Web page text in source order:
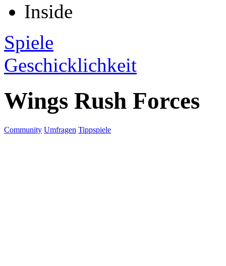
Inside
Spiele
Geschicklichkeit
Wings Rush Forces
Community Umfragen Tippspiele